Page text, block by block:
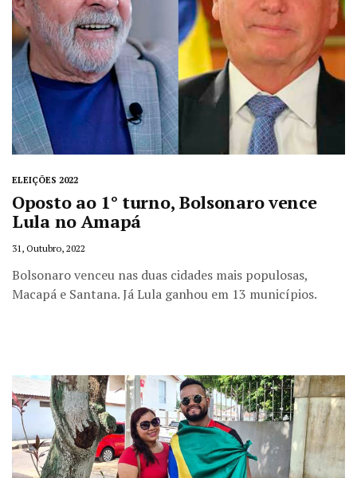
ELEIÇÕES 2022
Oposto ao 1° turno, Bolsonaro vence
Lula no Amapá
31, Outubro, 2022
Bolsonaro venceu nas duas cidades mais populosas,
Macapá e Santana. Já Lula ganhou em 13 municípios.